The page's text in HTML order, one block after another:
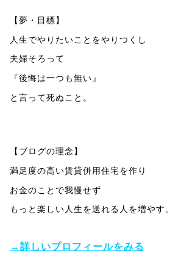
【夢・目標】
人生でやりたいことをやりつくし
夫婦そろって
『後悔は一つも無い』
と言って死ぬこと。
【ブログの理念】
満足度の高い賃貸併用住宅を作り
お金のことで我慢せず
もっと楽しい人生を送れる人を増やす。
→詳しいプロフィールをみる